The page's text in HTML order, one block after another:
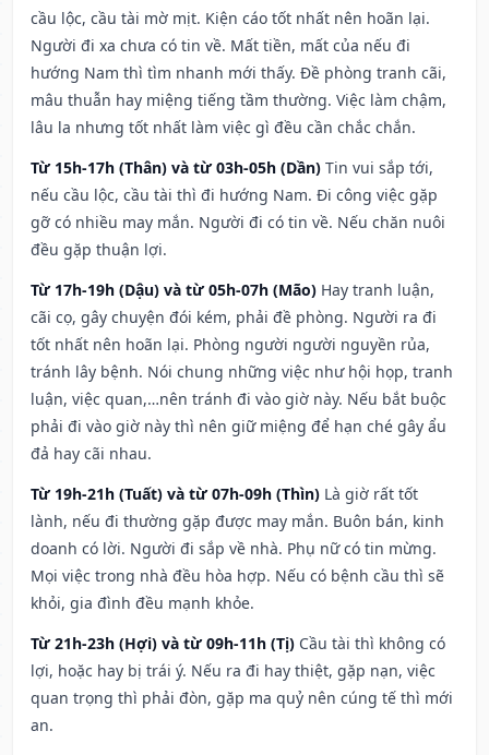
cầu lộc, cầu tài mờ mịt. Kiện cáo tốt nhất nên hoãn lại.
Người đi xa chưa có tin về. Mất tiền, mất của nếu đi
hướng Nam thì tìm nhanh mới thấy. Đề phòng tranh cãi,
mâu thuẫn hay miệng tiếng tầm thường. Việc làm chậm,
lâu la nhưng tốt nhất làm việc gì đều cần chắc chắn.
Từ 15h-17h (Thân) và từ 03h-05h (Dần) Tin vui sắp tới,
nếu cầu lộc, cầu tài thì đi hướng Nam. Đi công việc gặp
gỡ có nhiều may mắn. Người đi có tin về. Nếu chăn nuôi
đều gặp thuận lợi.
Từ 17h-19h (Dậu) và từ 05h-07h (Mão) Hay tranh luận,
cãi cọ, gây chuyện đói kém, phải đề phòng. Người ra đi
tốt nhất nên hoãn lại. Phòng người người nguyền rủa,
tránh lây bệnh. Nói chung những việc như hội họp, tranh
luận, việc quan,…nên tránh đi vào giờ này. Nếu bắt buộc
phải đi vào giờ này thì nên giữ miệng để hạn ché gây ẩu
đả hay cãi nhau.
Từ 19h-21h (Tuất) và từ 07h-09h (Thìn) Là giờ rất tốt
lành, nếu đi thường gặp được may mắn. Buôn bán, kinh
doanh có lời. Người đi sắp về nhà. Phụ nữ có tin mừng.
Mọi việc trong nhà đều hòa hợp. Nếu có bệnh cầu thì sẽ
khỏi, gia đình đều mạnh khỏe.
Từ 21h-23h (Hợi) và từ 09h-11h (Tị) Cầu tài thì không có
lợi, hoặc hay bị trái ý. Nếu ra đi hay thiệt, gặp nạn, việc
quan trọng thì phải đòn, gặp ma quỷ nên cúng tế thì mới
an.